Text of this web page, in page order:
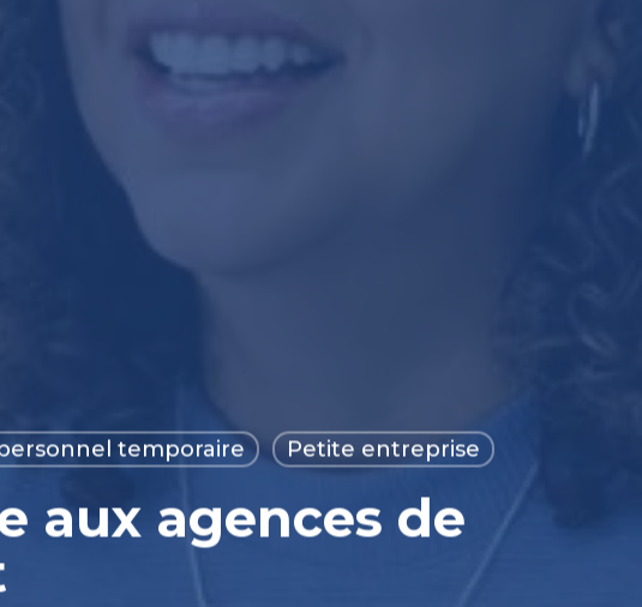
temporaire Petite entreprise
aux agences de